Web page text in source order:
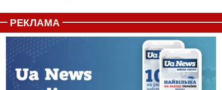
РЕКЛАМА